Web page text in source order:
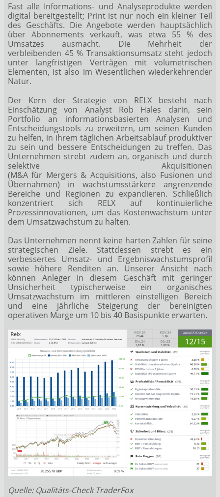
Fast alle Informations- und Analyseprodukte werden
digital bereitgestellt; Print ist nur noch ein kleiner Teil
des Geschäfts. Die Angebote werden hauptsächlich
über Abonnements verkauft, was etwa 55 % des
Umsatzes ausmacht. Die Mehrheit der
verbleibenden 45 % Transaktionsumsatz steht jedoch
unter langfristigen Verträgen mit volumetrischen
Elementen, ist also im Wesentlichen wiederkehrender
Natur.
Der Kern der Strategie von RELX besteht nach
Einschätzung von Analyst Rob Hales darin, sein
Portfolio an informationsbasierten Analysen und
Entscheidungstools zu erweitern, um seinen Kunden
zu helfen, in ihrem täglichen Arbeitsablauf produktiver
zu sein und bessere Entscheidungen zu treffen. Das
Unternehmen strebt zudem an, organisch und durch
selektive Akquisitionen
(M&A für Mergers & Acquisitions, also Fusionen und
Übernahmen) in wachstumsstärkere angrenzende
Bereiche und Regionen zu expandieren. Schließlich
konzentriert sich RELX auf kontinuierliche
Prozessinnovationen, um das Kostenwachstum unter
dem Umsatzwachstum zu halten.
Das Unternehmen nennt keine harten Zahlen für seine
strategischen Ziele. Stattdessen strebt es ein
verbessertes Umsatz- und Ergebniswachstumsprofil
sowie höhere Renditen an. Unserer Ansicht nach
können Anleger in diesem Geschäft mit geringer
Unsicherheit typischerweise ein organisches
Umsatzwachstum im mittleren einstelligen Bereich
und eine jährliche Steigerung der bereinigten
operativen Marge um 10 bis 40 Basispunkte erwarten.
Quelle: Qualitäts-Check TraderFox